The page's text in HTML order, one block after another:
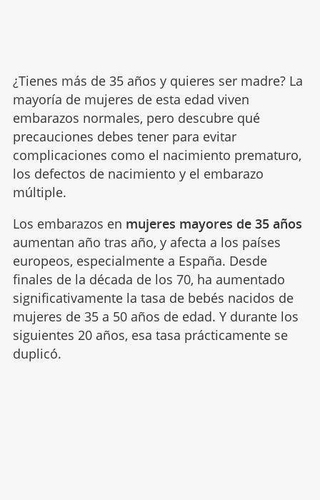
¿Tienes más de 35 años y quieres ser madre? La
mayoría de mujeres de esta edad viven
embarazos normales, pero descubre qué
precauciones debes tener para evitar
complicaciones como el nacimiento prematuro,
los defectos de nacimiento y el embarazo
múltiple.
Los embarazos en mujeres mayores de 35 años
aumentan año tras año, y afecta a los países
europeos, especialmente a España. Desde
finales de la década de los 70, ha aumentado
significativamente la tasa de bebés nacidos de
mujeres de 35 a 50 años de edad. Y durante los
siguientes 20 años, esa tasa prácticamente se
duplicó.